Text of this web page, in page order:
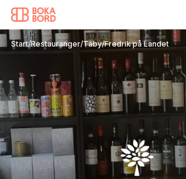
Start/Restauranger/Täby/Fredrik på Landet